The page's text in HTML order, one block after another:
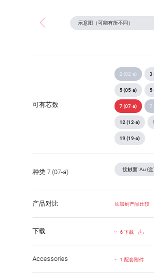
可有芯数
2 (02-a) 3
5 (05-a) 5
7 (07-a) 7
12 (12-a)
19 (19-a)
种类 7 (07-a)
产品对比 添加到产品比较
下载 6 下载
Accessories 1 配套附件